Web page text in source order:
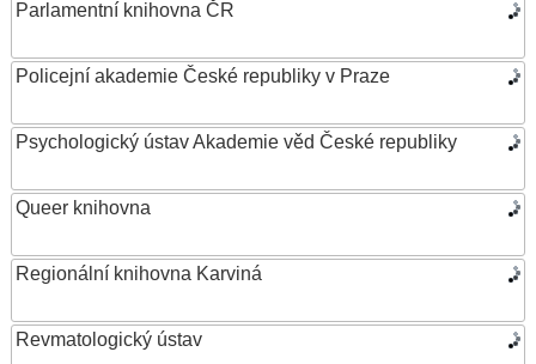
Parlamentní knihovna ČR
Policejní akademie České republiky v Praze
Psychologický ústav Akademie věd České republiky
Queer knihovna
Regionální knihovna Karviná
Revmatologický ústav